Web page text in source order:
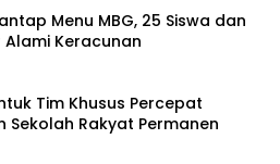
Menu MBG, 25 Siswa dan
Keracunan
Tim Khusus Percepat
Sekolah Rakyat Permanen